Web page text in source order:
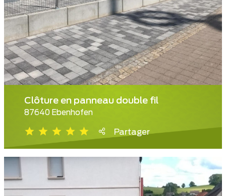
Clôture en panneau double fil
87640 Ebenhofen
Partager